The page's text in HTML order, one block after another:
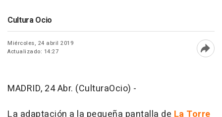
Cultura Ocio
Miércoles, 24 abril 2019
Actualizado: 14:27
MADRID, 24 Abr. (CulturaOcio) -
La adaptación a la pequeña pantalla de La Torre